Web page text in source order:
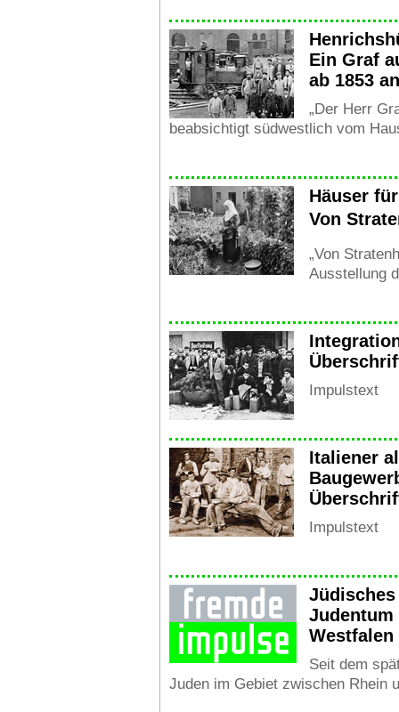
Ein Graf
ab 1853
„Der Herr
beabsichtigt südwestlich vom
Häuser
Von
„Von
Ausstellung
Impulstext
Italiener
Impulstext
Jüdisches
Westfalen
Seit dem
Juden im Gebiet zwischen Rhein